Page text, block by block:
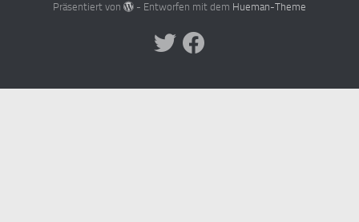
Präsentiert von - Entworfen mit dem Hueman-Theme